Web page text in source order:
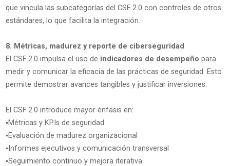
que vincula las subcategorías del CSF 2.0 con controles de otros
estándares, lo que facilita la integración.
8. Métricas, madurez y reporte de ciberseguridad
El CSF 2.0 impulsa el uso de indicadores de desempeño para
medir y comunicar la eficacia de las prácticas de seguridad. Esto
permite demostrar avances tangibles y justificar inversiones.
El CSF 2.0 introduce mayor énfasis en:
▪️Métricas y KPIs de seguridad
▪️Evaluación de madurez organizacional
▪️Informes ejecutivos y comunicación transversal
▪️Seguimiento continuo y mejora iterativa